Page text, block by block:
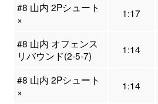
#8 山内 2Pシュート
×
1:17
#8 山内 オフェンス
リバウンド(2-5-7)
1:14
#8 山内 2Pシュート
×
1:14